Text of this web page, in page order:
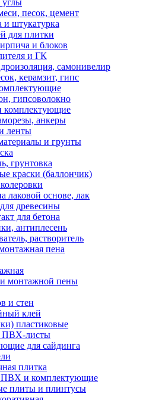
песок, цемент
штукатурка
для плитки
и блоков
и ГК
самонивелир
керамзит, гипс
гипсоволокно
комплектующие
анкеры
ленты
и грунты
грунтовка
краски (баллончик)
лаковой основе, лак
древесины
для бетона
антиплесень
растворитель
пена
монтажной пены
и стен
клей
пластиковые
ПВХ-листы
для сайдинга
плитка
и комплектующие
плиты и плинтусы